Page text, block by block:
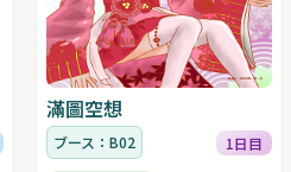
滿圖空想
ブース：B02 1日目